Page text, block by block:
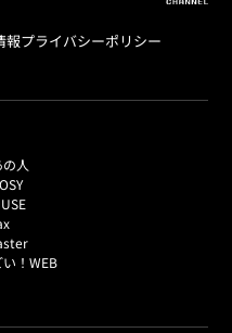
報プライバシーポリシー
人
！WEB